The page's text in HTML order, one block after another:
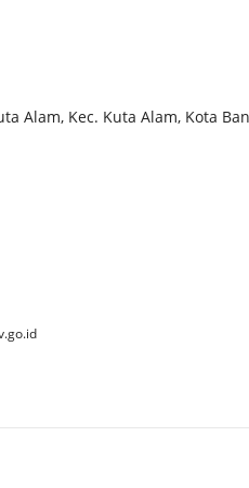
Alam, Kec. Kuta Alam, Kota